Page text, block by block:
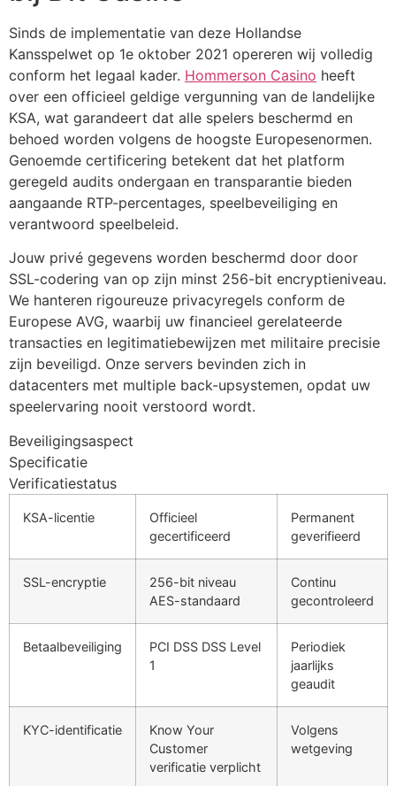
panel
panel
panel
panel
panel
panel
panel
panel
panel
panel
panel
panel
panel
panel
panel
Sinds de implementatie van deze Hollandse
Kansspelwet op 1e oktober 2021 opereren wij volledig
conform het legaal kader. Hommerson Casino heeft
over een officieel geldige vergunning van de landelijke
KSA, wat garandeert dat alle spelers beschermd en
behoed worden volgens de hoogste Europesenormen.
Genoemde certificering betekent dat het platform
geregeld audits ondergaan en transparantie bieden
aangaande RTP-percentages, speelbeveiliging en
verantwoord speelbeleid.
Jouw privé gegevens worden beschermd door door
SSL-codering van op zijn minst 256-bit encryptieniveau.
We hanteren rigoureuze privacyregels conform de
Europese AVG, waarbij uw financieel gerelateerde
transacties en legitimatiebewijzen met militaire precisie
zijn beveiligd. Onze servers bevinden zich in
datacenters met multiple back-upsystemen, opdat uw
speelervaring nooit verstoord wordt.
Beveiligingsaspect
Specificatie
Verificatiestatus
KSA-licentie
Officieel
gecertificeerd
Permanent
geverifieerd
SSL-encryptie
256-bit niveau
AES-standaard
Continu
gecontroleerd
Betaalbeveiliging
PCI DSS DSS Level
1
Periodiek
jaarlijks
geaudit
KYC-identificatie
Know Your
Customer
verificatie verplicht
Volgens
wetgeving